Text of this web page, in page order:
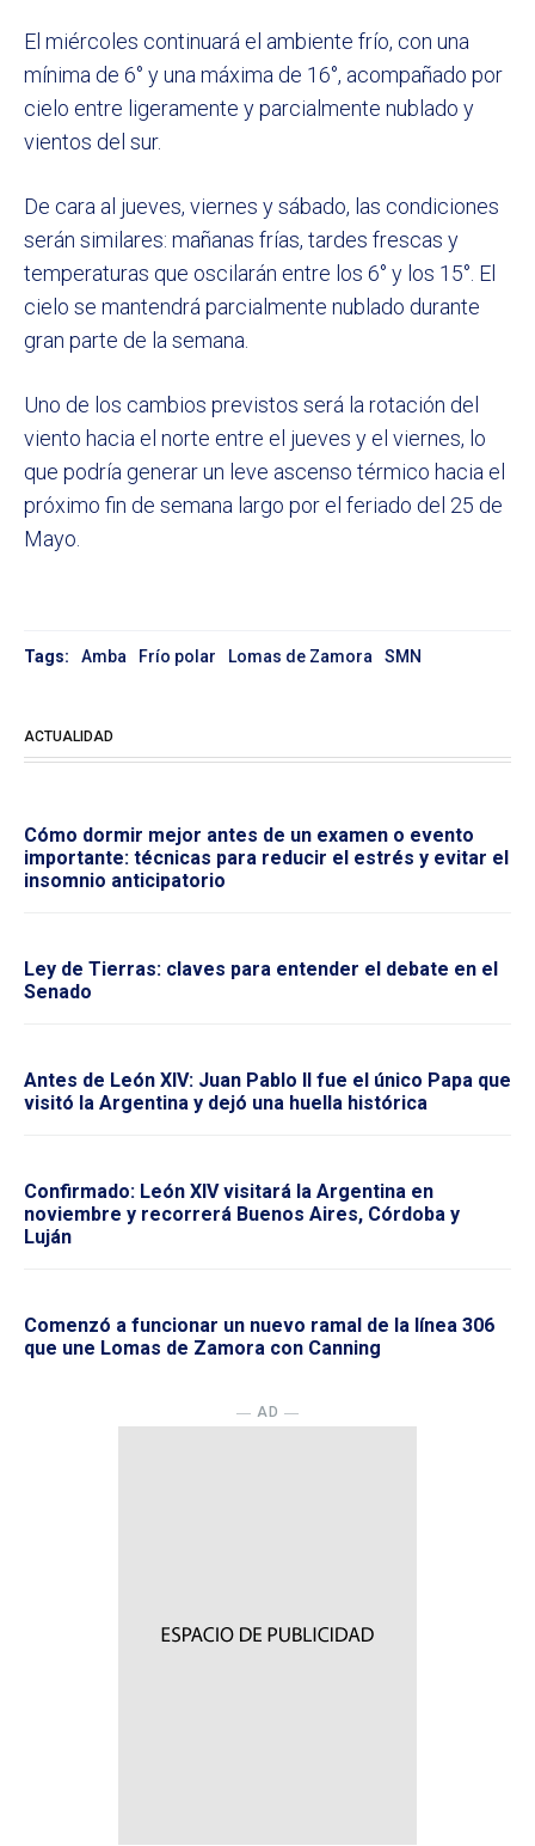
El miércoles continuará el ambiente frío, con una
mínima de 6° y una máxima de 16°, acompañado por
cielo entre ligeramente y parcialmente nublado y
vientos del sur.
De cara al jueves, viernes y sábado, las condiciones
serán similares: mañanas frías, tardes frescas y
temperaturas que oscilarán entre los 6° y los 15°. El
cielo se mantendrá parcialmente nublado durante
gran parte de la semana.
Uno de los cambios previstos será la rotación del
viento hacia el norte entre el jueves y el viernes, lo
que podría generar un leve ascenso térmico hacia el
próximo fin de semana largo por el feriado del 25 de
Mayo.
Tags: Amba Frío polar Lomas de Zamora SMN
ACTUALIDAD
Cómo dormir mejor antes de un examen o evento
importante: técnicas para reducir el estrés y evitar el
insomnio anticipatorio
Ley de Tierras: claves para entender el debate en el
Senado
Antes de León XIV: Juan Pablo II fue el único Papa que
visitó la Argentina y dejó una huella histórica
Confirmado: León XIV visitará la Argentina en
noviembre y recorrerá Buenos Aires, Córdoba y
Luján
Comenzó a funcionar un nuevo ramal de la línea 306
que une Lomas de Zamora con Canning
― AD ―